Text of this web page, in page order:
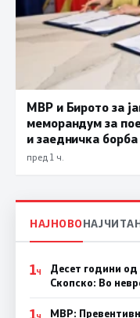
МВР и Бирото за
меморандум за
и заедничка
пред 1 ч.
НАЈНОВО
1Ч
Десет години
Скопско: Во
1
МВР: